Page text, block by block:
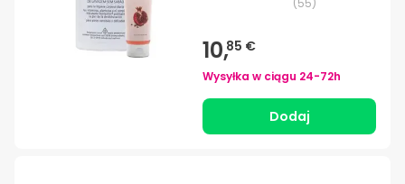
(55)
10,85 €
Wysyłka w ciągu 24-72h
Dodaj